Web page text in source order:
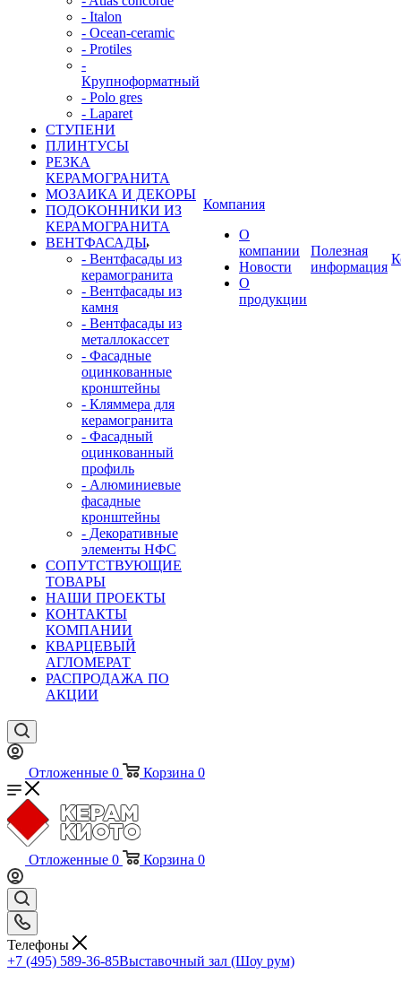
- Italon
- Ocean-ceramic
- Protiles
-
Крупноформатный
- Polo gres
- Laparet
СТУПЕНИ
ПЛИНТУСЫ
РЕЗКА
КЕРАМОГРАНИТА
МОЗАИКА И ДЕКОРЫ
ПОДОКОННИКИ ИЗ
КЕРАМОГРАНИТА
ВЕНТФАСАДЫ
- Вентфасады из
керамогранита
- Вентфасады из
камня
- Вентфасады из
металлокассет
- Фасадные
оцинкованные
кронштейны
- Кляммера для
керамогранита
- Фасадный
оцинкованный
профиль
- Алюминиевые
фасадные
кронштейны
- Декоративные
элементы НФС
СОПУТСТВУЮЩИЕ
ТОВАРЫ
НАШИ ПРОЕКТЫ
КОНТАКТЫ
КОМПАНИИ
КВАРЦЕВЫЙ
АГЛОМЕРАТ
РАСПРОДАЖА ПО
АКЦИИ
Компания
О
компании
Новости
О
продукции
Полезная
информация
Отложенные 0 Корзина 0
Отложенные 0 Корзина 0
Телефоны
+7 (495) 589-36-85Выставочный зал (Шоу рум)